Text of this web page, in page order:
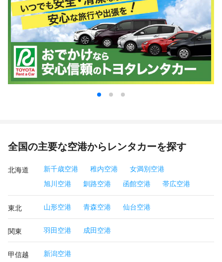
全国の主要な空港からレンタカーを探す
北海道 新千歳空港 稚内空港
女満別空港
旭川空港
釧路空港 函館空港 帯広空港
東北 山形空港 青森空港 仙台空港
関東 羽田空港 成田空港
甲信越 新潟空港